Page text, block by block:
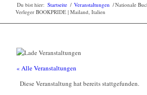
Du bist hier: Startseite / Veranstaltungen /Nationale
Verleger BOOKPRIDE | Mailand, Italien
« Alle Veranstaltungen
Diese Veranstaltung hat bereits stattgefunden.